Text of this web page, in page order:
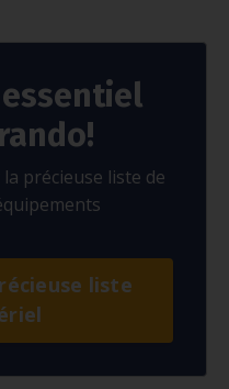
précieuse liste de
liste